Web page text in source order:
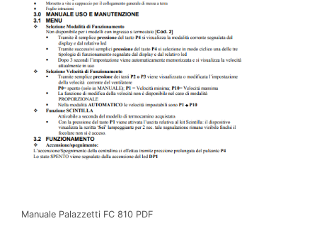
Manuale Palazzetti FC 810 PDF